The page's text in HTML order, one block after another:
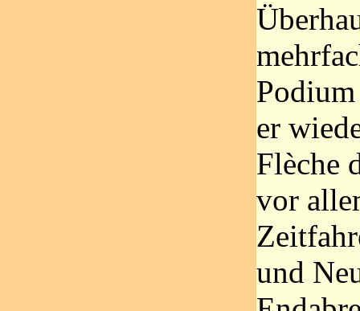
er
Flèche
vor
und